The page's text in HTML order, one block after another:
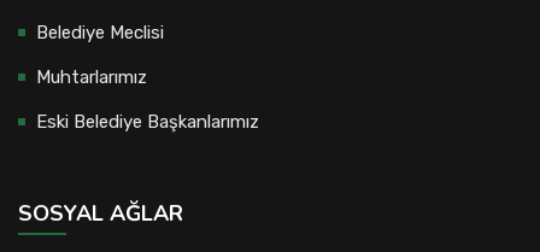
Belediye Meclisi
Muhtarlarımız
Eski Belediye Başkanlarımız
SOSYAL AĞLAR